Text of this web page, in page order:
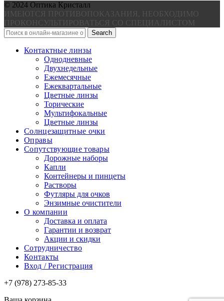
© 2024 Оптика Кристалл
ИМЕЮТСЯ ПРОТИВОПОКАЗАНИЯ, НЕОБХОДИМО
ПРОКОНСУЛЬТИРОВАТЬСЯ СО СПЕЦИАЛИСТОМ
Search
Контактные линзы
Однодневные
Двухнедельные
Ежемесячные
Ежеквартальные
Цветные линзы
Торические
Мультифокальные
Цветные линзы
Солнцезащитные очки
Оправы
Сопутствующие товары
Дорожные наборы
Капли
Контейнеры и пинцеты
Растворы
Футляры для очков
Энзимные очистители
О компании
Доставка и оплата
Гарантии и возврат
Акции и скидки
Сотрудничество
Контакты
Вход / Регистрация
+7 (978) 273-85-33